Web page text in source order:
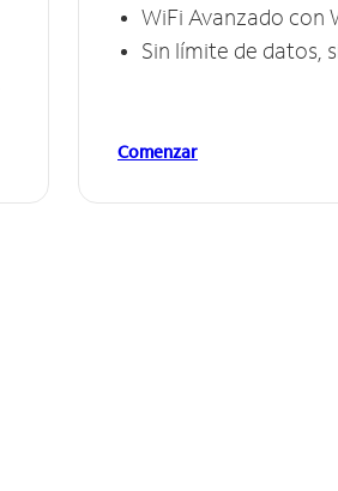
WiFi Avanzado con
Sin límite de datos,
Comenzar